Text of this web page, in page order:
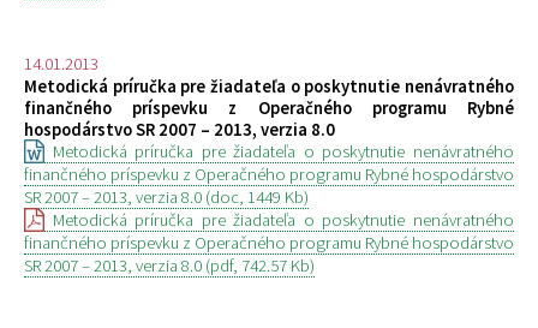
14.01.2013
Metodická príručka pre žiadateľa o poskytnutie nenávratného
finančného príspevku z Operačného programu Rybné
hospodárstvo SR 2007 – 2013, verzia 8.0
Metodická príručka pre žiadateľa o poskytnutie nenávratného
finančného príspevku z Operačného programu Rybné hospodárstvo
SR 2007 – 2013, verzia 8.0 (doc, 1449 Kb)
Metodická príručka pre žiadateľa o poskytnutie nenávratného
finančného príspevku z Operačného programu Rybné hospodárstvo
SR 2007 – 2013, verzia 8.0 (pdf, 742.57 Kb)